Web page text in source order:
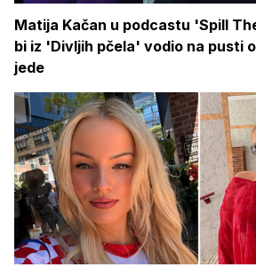
Matija Kačan u podcastu 'Spill
bi iz 'Divljih pčela' vodio na pusti
jede